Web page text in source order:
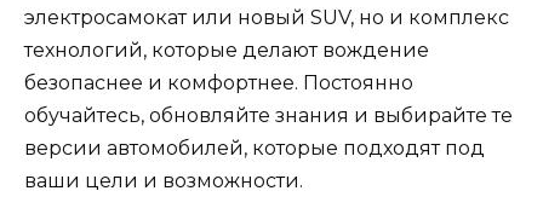
электросамокат или новый SUV, но и комплекс
технологий, которые делают вождение
безопаснее и комфортнее. Постоянно
обучайтесь, обновляйте знания и выбирайте те
версии автомобилей, которые подходят под
ваши цели и возможности.